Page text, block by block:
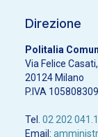
Direzione
Politalia
Via Felice
20124 Milano
P.IVA
Tel. 02 202 041.1
Email: